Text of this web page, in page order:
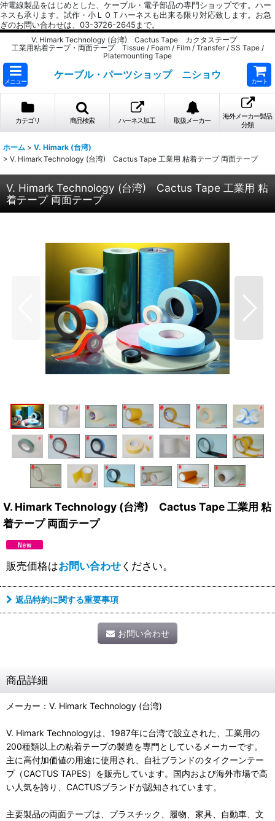
沖電線製品をはじめとした、ケーブル・電子部品の専門ショップです。ハー
ネスも承ります。試作・小ＬＯＴハーネスも出来る限り対応致します。お急
ぎのお問い合わせは、03-3726-2645まで。
V. Himark Technology (台湾) Cactus Tape カクタステープ
工業用粘着テープ・両面テープ Tissue / Foam / Film / Transfer / SS Tape /
Platemounting Tape
メニュー
ケーブル・パーツショップ ニショウ
カート
カテゴリ 商品検索 ハーネス加工 取扱メーカー
海外メーカー製品
分類
ホーム > V. Himark (台湾)
> V. Himark Technology (台湾) Cactus Tape 工業用 粘着テープ 両面テープ
V. Himark Technology (台湾) Cactus Tape 工業用 粘
着テープ 両面テープ
V. Himark Technology (台湾) Cactus Tape 工業用 粘
着テープ 両面テープ
販売価格はお問い合わせください。
返品特約に関する重要事項
お問い合わせ
商品詳細
メーカー：V. Himark Technology (台湾)
V. Himark Technologyは、1987年に台湾で設立された、工業用の
200種類以上の粘着テープの製造を専門としているメーカーです。
主に高付加価値の用途に使用され、自社ブランドのタイクーンテー
プ（CACTUS TAPES）を販売しています。国内および海外市場で高
い人気を誇り、CACTUSブランドが認知されています。
主要製品の両面テープは、プラスチック、履物、家具、自動車、文